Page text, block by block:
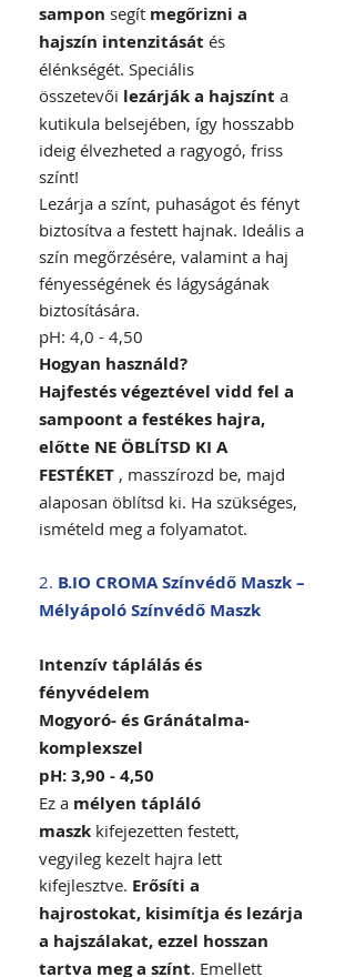
sampon segít megőrizni a
hajszín intenzitását és
élénkségét. Speciális
összetevői lezárják a hajszínt a
kutikula belsejében, így hosszabb
ideig élvezheted a ragyogó, friss
színt!
Lezárja a színt, puhaságot és fényt
biztosítva a festett hajnak. Ideális a
szín megőrzésére, valamint a haj
fényességének és lágyságának
biztosítására.
pH: 4,0 - 4,50
Hogyan használd?
Hajfestés végeztével vidd fel a
sampoont a festékes hajra,
előtte NE ÖBLÍTSD KI A
FESTÉKET , masszírozd be, majd
alaposan öblítsd ki. Ha szükséges,
ismételd meg a folyamatot.
2. B.IO CROMA Színvédő Maszk –
Mélyápoló Színvédő Maszk
Intenzív táplálás és
fényvédelem
Mogyoró- és Gránátalma-
komplexszel
pH: 3,90 - 4,50
Ez a mélyen tápláló
maszk kifejezetten festett,
vegyileg kezelt hajra lett
kifejlesztve. Erősíti a
hajrostokat, kisimítja és lezárja
a hajszálakat, ezzel hosszan
tartva meg a színt. Emellett